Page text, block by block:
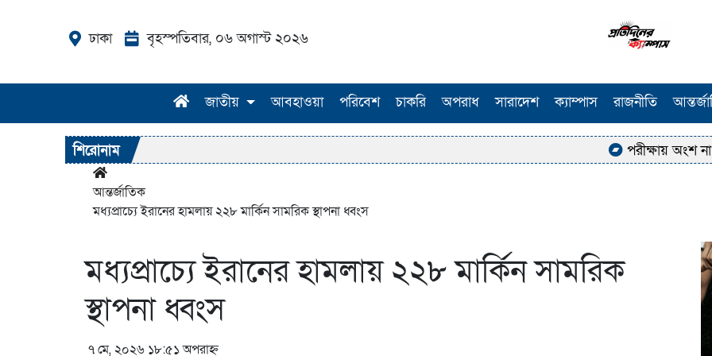
ঢাকা বৃহস্পতিবার, ০৬ অগাস্ট ২০২৬
জাতীয় আবহাওয়া পরিবেশ চাকরি অপরাধ সারাদেশ ক্যাম্পাস রাজনীতি
শিরোনাম পরীক্ষায় অংশ না
আন্তর্জাতিক
মধ্যপ্রাচ্যে ইরানের হামলায় ২২৮ মার্কিন সামরিক স্থাপনা ধ্বংস
মধ্যপ্রাচ্যে ইরানের হামলায় ২২৮ মার্কিন সামরিক
স্থাপনা ধ্বংস
৭ মে, ২০২৬ ১৮:৫১ অপরাহ্ন